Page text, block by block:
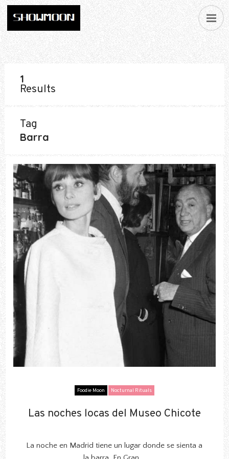
1
Results
Tag
Barra
Foodie Moon Nocturnal Rituals
Las noches locas del Museo Chicote
Las noches locas del Museo Chicote
La noche en Madrid tiene un lugar donde se sienta a